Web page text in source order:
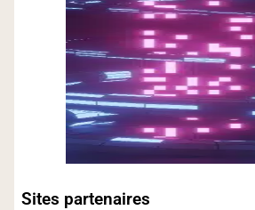
Sites partenaires